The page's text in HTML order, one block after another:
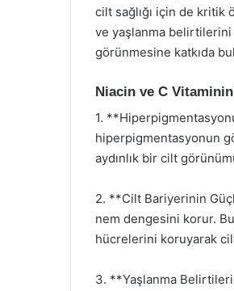
cilt sağlığı için de kritik
ve yaşlanma belirtilerini
görünmesine katkıda
Niacin ve C
1.
hiperpigmentasyonun
aydınlık bir cilt
2. **Cilt Bariyerinin
nem dengesini korur.
hücrelerini koruyarak cilt
3. **Yaşlanma